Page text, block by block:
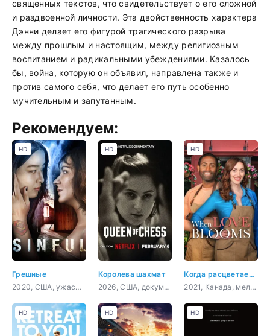
священных текстов, что свидетельствует о его сложной
и раздвоенной личности. Эта двойственность характера
Дэнни делает его фигурой трагического разрыва
между прошлым и настоящим, между религиозным
воспитанием и радикальными убеждениями. Казалось
бы, война, которую он объявил, направлена также и
против самого себя, что делает его путь особенно
мучительным и запутанным.
Рекомендуем:
Грешные
2020, США, ужасы, триллер
HD
Королева шахмат
2026, США, документальный, биография
HD
Когда расцветает любовь
2021, Канада, мелодрама, комедия
HD
HD HD HD